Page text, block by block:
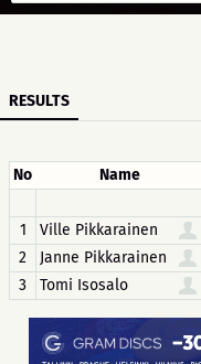
RESULTS
No Name
1
Ville Pikkarainen
2
Janne Pikkarainen
3
Tomi Isosalo